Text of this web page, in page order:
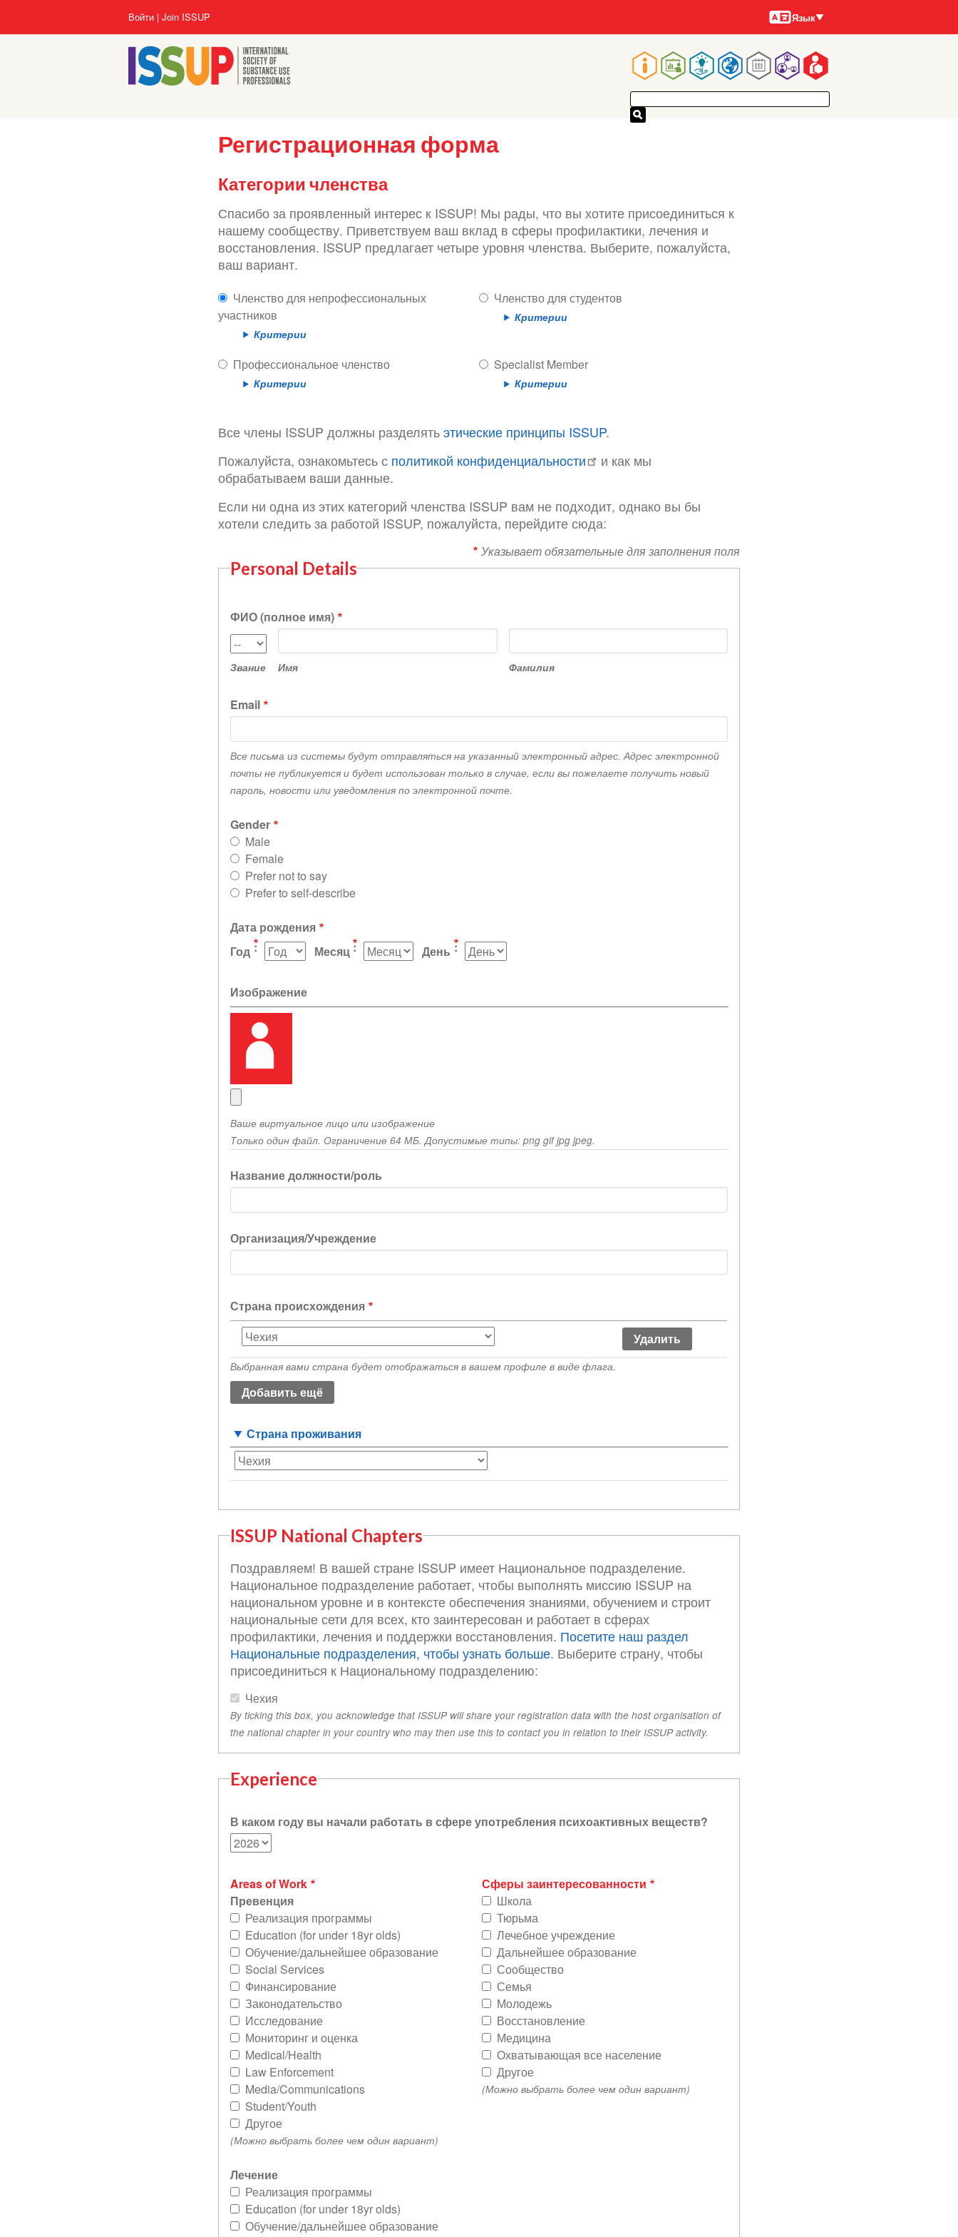
Main
navigation
User
account
menu
Войти Join ISSUP Языки
Язык
Регистрационная форма
Категории членства
Спасибо за проявленный интерес к ISSUP! Мы рады, что вы хотите присоединиться к
нашему сообществу. Приветствуем ваш вклад в сферы профилактики, лечения и
восстановления. ISSUP предлагает четыре уровня членства. Выберите, пожалуйста,
ваш вариант.
Членство для непрофессиональных
участников
Критерии
Членство для студентов
Критерии
Профессиональное членство
Критерии
Specialist Member
Критерии
Все члены ISSUP должны разделятьэтические принципы ISSUP.
Пожалуйста, ознакомьтесь с политикой конфиденциальности
и как мы
обрабатываем ваши данные.
Если ни одна из этих категорий членства ISSUP вам не подходит, однако вы бы
хотели следить за работой ISSUP, пожалуйста, перейдите сюда:
Указывает обязательные для заполнения поля
Personal Details
ФИО (полное имя)
Звание
Звание Имя Фамилия
Email
Все письма из системы будут отправляться на указанный электронный адрес. Адрес электронной
почты не публикуется и будет использован только в случае, если вы пожелаете получить новый
пароль, новости или уведомления по электронной почте.
Gender
Male
Female
Prefer not to say
Prefer to self-describe
Дата рождения
Год
Месяц День
Изображение
Ваше виртуальное лицо или изображение
Только один файл. Ограничение 64 МБ. Допустимые типы: png gif jpg jpeg.
Название должности/роль
Организация/Учреждение
Страна происхождения
Страна
(значение
1)
Выбранная вами страна будет отображаться в вашем профиле в виде флага.
Страна проживания
ISSUP National Chapters
Поздравляем! В вашей стране ISSUP имеет Национальное подразделение.
Национальное подразделение работает, чтобы выполнять миссию ISSUP на
национальном уровне и в контексте обеспечения знаниями, обучением и строит
национальные сети для всех, кто заинтересован и работает в сферах
профилактики, лечения и поддержки восстановления. Посетите наш раздел
Национальные подразделения, чтобы узнать больше. Выберите страну, чтобы
присоединиться к Национальному подразделению:
Чехия
By ticking this box, you acknowledge that ISSUP will share your registration data with the host organisation of
the national chapter in your country who may then use this to contact you in relation to their ISSUP activity.
Experience
В каком году вы начали работать в сфере употребления психоактивных веществ?
Areas of Work
Превенция
Реализация программы
Education (for under 18yr olds)
Обучение/дальнейшее образование
Social Services
Финансирование
Законодательство
Исследование
Мониторинг и оценка
Medical/Health
Law Enforcement
Media/Communications
Student/Youth
Другое
(Можно выбрать более чем один вариант)
Лечение
Реализация программы
Education (for under 18yr olds)
Обучение/дальнейшее образование
Сферы заинтересованности
Школа
Тюрьма
Лечебное учреждение
Дальнейшее образование
Сообщество
Семья
Молодежь
Восстановление
Медицина
Охватывающая все население
Другое
(Можно выбрать более чем один вариант)